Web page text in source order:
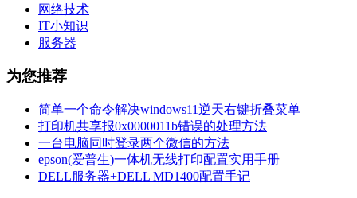
网络技术
IT小知识
服务器
为您推荐
简单一个命令解决windows11逆天右键折叠菜单
打印机共享报0x0000011b错误的处理方法
一台电脑同时登录两个微信的方法
epson(爱普生)一体机无线打印配置实用手册
DELL服务器+DELL MD1400配置手记